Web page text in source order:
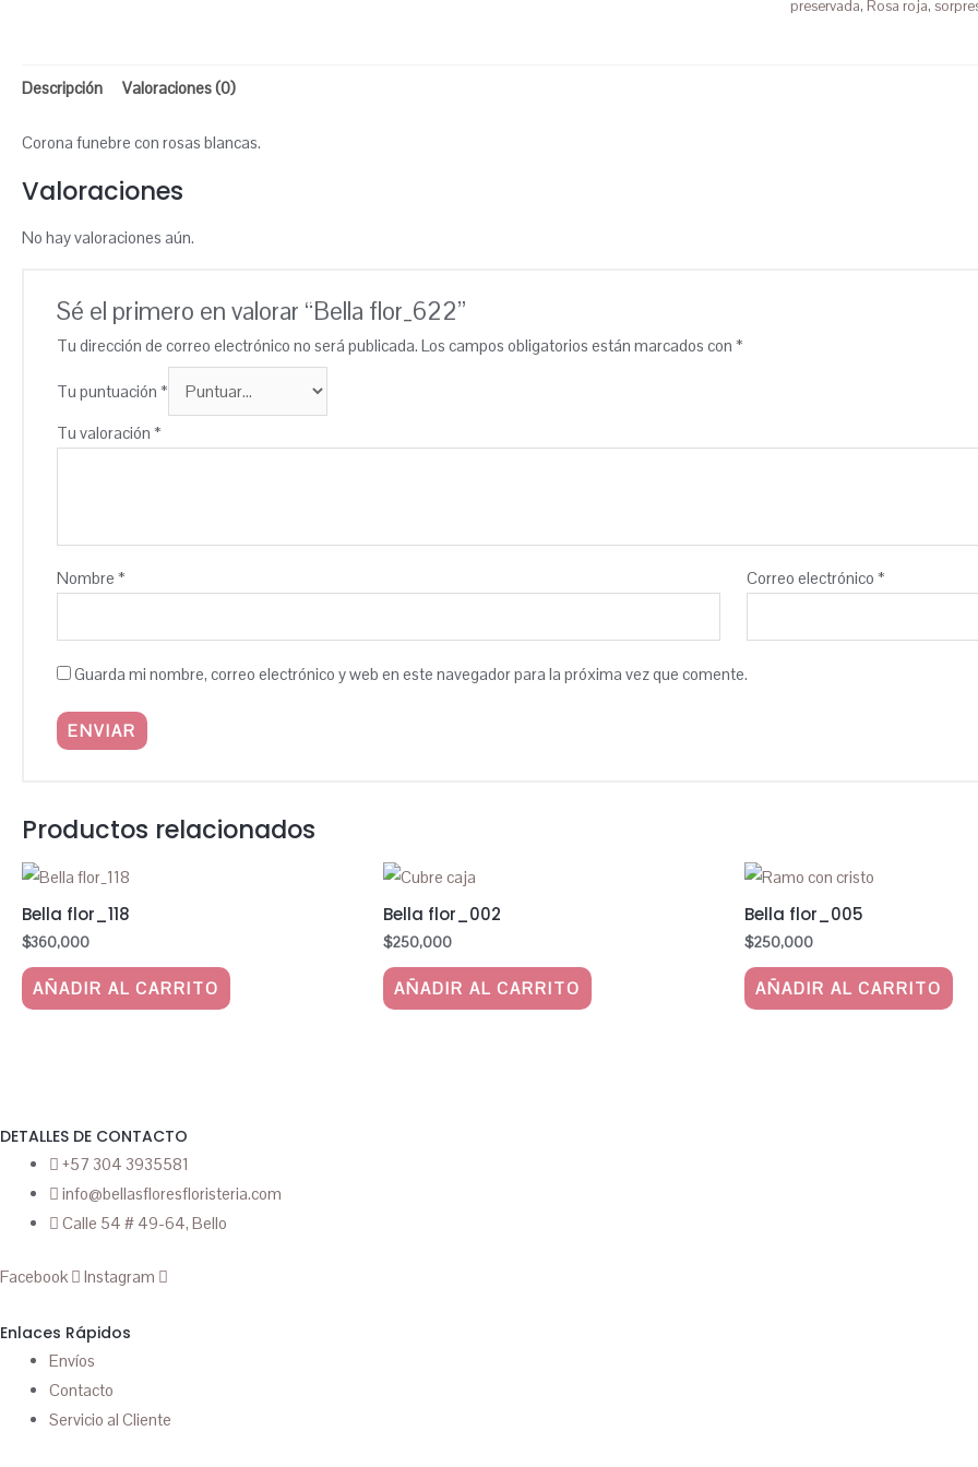
preservada, Rosa roja,
Descripción Valoraciones (0)
Corona funebre con rosas blancas.
Valoraciones
No hay valoraciones aún.
Sé el primero en valorar “Bella flor_622”
Tu dirección de correo electrónico no será publicada. Los campos obligatorios están marcados con *
Tu puntuación *
Tu valoración *
Nombre * Correo electrónico*
Guarda mi nombre, correo electrónico y web en este navegador para la próxima vez que comente.
Productos relacionados
Bella flor_118
$360,000
AÑADIR AL CARRITO
Bella flor_002
$250,000
AÑADIR AL CARRITO
Bella flor_005
$250,000
AÑADIR AL CARRITO
DETALLES DE CONTACTO
+57 304 3935581
info@bellasfloresfloristeria.com
Calle 54 # 49-64, Bello
Facebook Instagram
Enlaces Rápidos
Envíos
Contacto
Servicio al Cliente